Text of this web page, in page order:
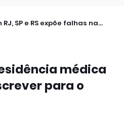
SP e RS expõe falhas na
médica
para o